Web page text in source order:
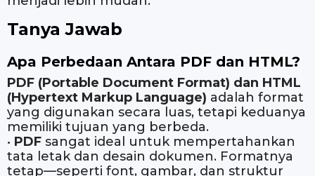
Tanya Jawab
Apa Perbedaan Antara PDF dan HTML?
PDF (Portable Document Format) dan HTML
(Hypertext Markup Language) adalah format
yang digunakan secara luas, tetapi keduanya
memiliki tujuan yang berbeda.
• PDF sangat ideal untuk mempertahankan
tata letak dan desain dokumen. Formatnya
tetap—seperti font, gambar, dan struktur